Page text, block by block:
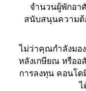
จำนวนผู้พักอา
สนับสนุนความต้
ไม่ว่าคุณกำลังมอ
หลังเกษียณ หรืออ
การลงทุน คอนโด
ไ